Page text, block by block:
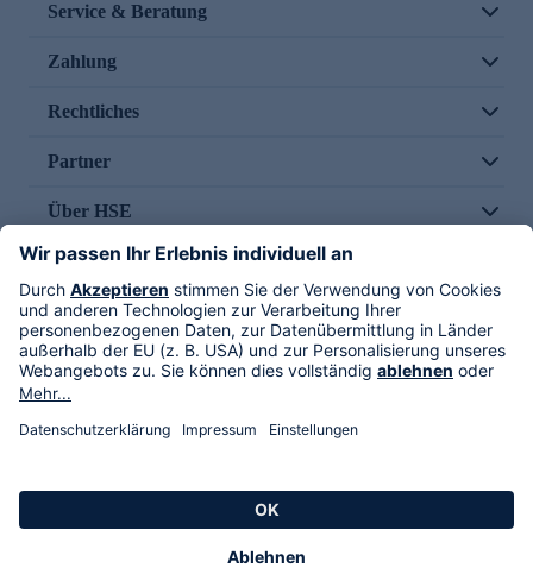
Service & Beratung
Zahlung
Rechtliches
Partner
Über HSE
Im TV
HSE International